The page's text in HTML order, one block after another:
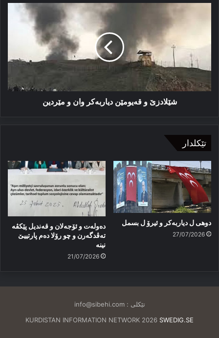
شێلادزێ
قەیومێن
وان
مێردین
شێلادزێ و قەیومێن دیاربەكر وان و مێردین
تێکلدار
دوهی ل دیاربەکر و ئیرۆ ل بسمل
27/07/2026
دەولەت و ئۆجەلان و قەندیل پێکڤە
تەڤدگەرن و چو رۆلا دەم پارتییێ
نینە
21/07/2026
تێکلی :info@sibehi.com
KURDISTAN INFORMATION NETWORK 2026 SWEDIG.SE